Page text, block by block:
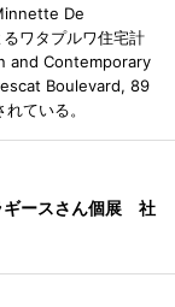
De
ワタプルワ住宅計
and Contemporary
Boulevard, 89
ている。
ギースさん個展 社